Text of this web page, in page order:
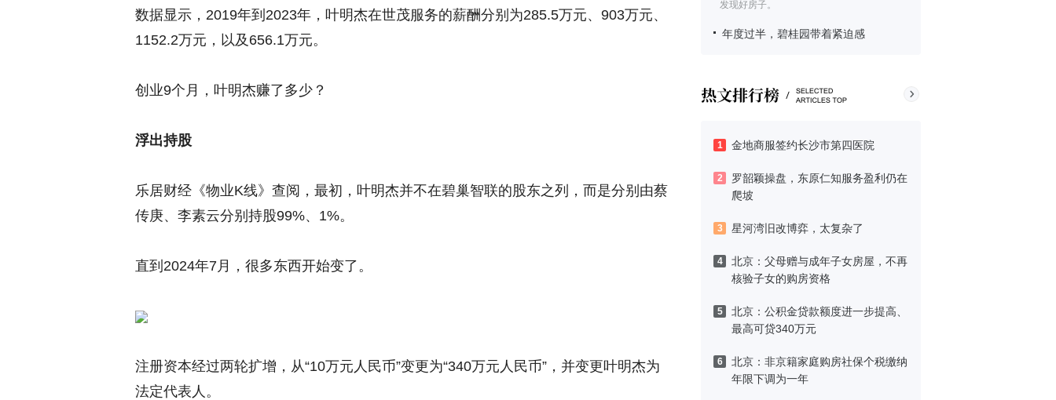
发现好房子。
年度过半，碧桂园带着紧迫感
1 金地商服签约长沙市第四医院
2
罗韶颖操盘，东原仁知服务盈利仍在
爬坡
3 星河湾旧改博弈，太复杂了
4
北京：父母赠与成年子女房屋，不再
核验子女的购房资格
5
北京：公积金贷款额度进一步提高、
最高可贷340万元
6
北京：非京籍家庭购房社保个税缴纳
年限下调为一年
数据显示，2019年到2023年，叶明杰在世茂服务的薪酬分别为285.5万元、903万元、
1152.2万元，以及656.1万元。
创业9个月，叶明杰赚了多少？
浮出持股
乐居财经《物业K线》查阅，最初，叶明杰并不在碧巢智联的股东之列，而是分别由蔡
传庚、李素云分别持股99%、1%。
直到2024年7月，很多东西开始变了。
注册资本经过两轮扩增，从“10万元人民币”变更为“340万元人民币”，并变更叶明杰为
法定代表人。